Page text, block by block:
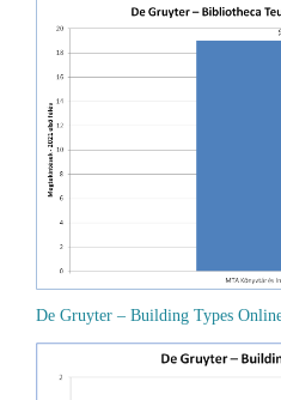
De Gruyter – Building Types